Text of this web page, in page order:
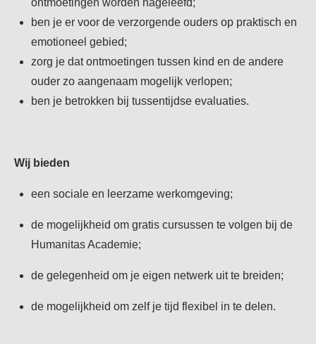
ontmoetingen worden nageleefd;
ben je er voor de verzorgende ouders op praktisch en
emotioneel gebied;
zorg je dat ontmoetingen tussen kind en de andere
ouder zo aangenaam mogelijk verlopen;
ben je betrokken bij tussentijdse evaluaties.
Wij bieden
een sociale en leerzame werkomgeving;
de mogelijkheid om gratis cursussen te volgen bij de
Humanitas Academie;
de gelegenheid om je eigen netwerk uit te breiden;
de mogelijkheid om zelf je tijd flexibel in te delen.